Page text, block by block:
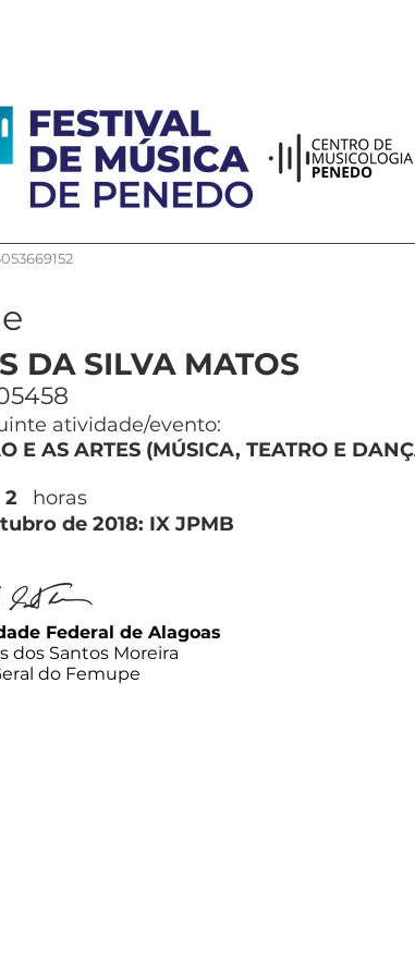
DA SILVA MATOS
atividade/evento:
E AS ARTES (MÚSICA, TEATRO E
2
horas
de 2018: IX JPMB
Federal de Alagoas
dos Santos Moreira
do Femupe